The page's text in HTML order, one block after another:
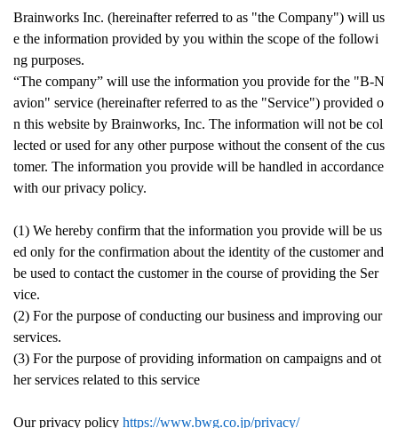
Brainworks Inc. (hereinafter referred to as "the Company") will us
e the information provided by you within the scope of the followi
ng purposes.
“The company” will use the information you provide for the "B-N
avion" service (hereinafter referred to as the "Service") provided o
n this website by Brainworks, Inc. The information will not be col
lected or used for any other purpose without the consent of the cus
tomer. The information you provide will be handled in accordance
with our privacy policy.
(1) We hereby confirm that the information you provide will be us
ed only for the confirmation about the identity of the customer and
be used to contact the customer in the course of providing the Ser
vice.
(2) For the purpose of conducting our business and improving our
services.
(3) For the purpose of providing information on campaigns and ot
her services related to this service
Our privacy policy https://www.bwg.co.jp/privacy/